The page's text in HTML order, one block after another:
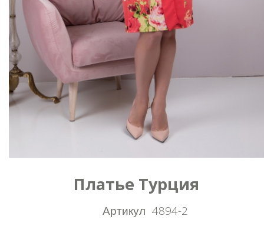
Платье Турция
Артикул 4894-2